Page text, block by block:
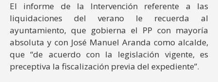
El informe de la Intervención referente a las
liquidaciones del verano le recuerda al
ayuntamiento, que gobierna el PP con mayoría
absoluta y con José Manuel Aranda como alcalde,
que “de acuerdo con la legislación vigente, es
preceptiva la fiscalización previa del expediente”.